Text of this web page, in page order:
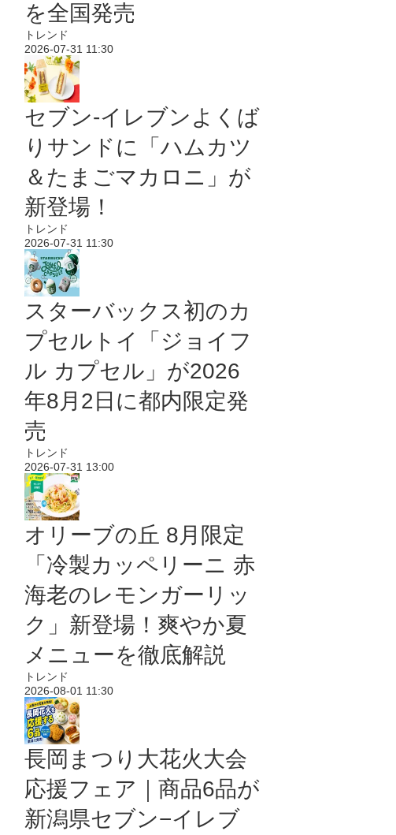
を全国発売
トレンド
2026-07-31 11:30
セブン‐イレブンよくば
りサンドに「ハムカツ
＆たまごマカロニ」が
新登場！
トレンド
2026-07-31 11:30
スターバックス初のカ
プセルトイ「ジョイフ
ル カプセル」が2026
年8月2日に都内限定発
売
トレンド
2026-07-31 13:00
オリーブの丘 8月限定
「冷製カッペリーニ 赤
海老のレモンガーリッ
ク」新登場！爽やか夏
メニューを徹底解説
トレンド
2026-08-01 11:30
長岡まつり大花火大会
応援フェア｜商品6品が
新潟県セブン−イレブ